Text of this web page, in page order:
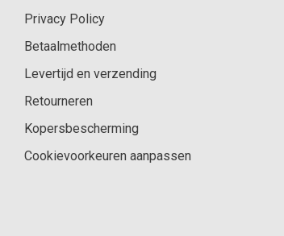
Privacy Policy
Betaalmethoden
Levertijd en verzending
Retourneren
Kopersbescherming
Cookievoorkeuren aanpassen